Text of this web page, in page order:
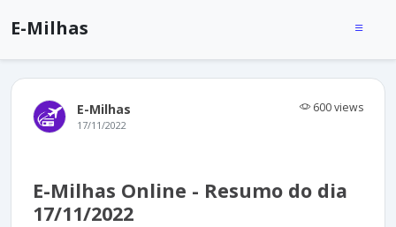
E-Milhas
E-Milhas 600 views
17/11/2022
E-Milhas Online - Resumo do dia
17/11/2022